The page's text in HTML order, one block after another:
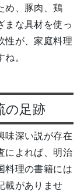
め、豚肉、鶏
まな具材を使っ
性が、家庭料理
。
の足跡
味深い説が存在
によれば、明治
料理の書籍には
載がありませ